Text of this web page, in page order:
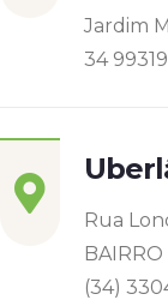
Jardim
34
Rua
(34)